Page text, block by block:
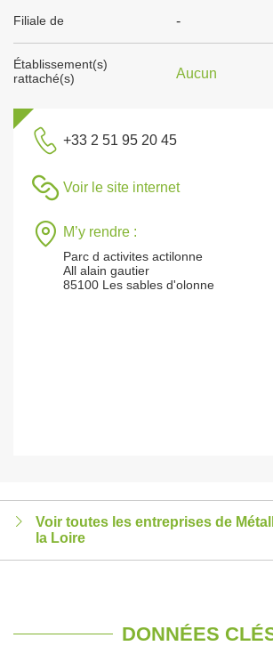
Filiale de -
Établissement(s)
rattaché(s)
Aucun
+33 2 51 95 20 45
Voir le site internet
M’y rendre :
Parc d activites actilonne
All alain gautier
85100 Les sables d'olonne
Voir toutes les entreprises de
la Loire
DONNÉES